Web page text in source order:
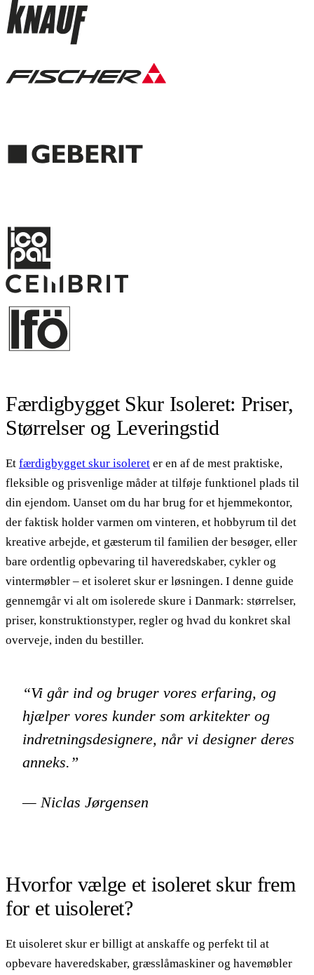
Færdigbygget Skur Isoleret: Priser,
Størrelser og Leveringstid
Et færdigbygget skur isoleret er en af de mest praktiske,
fleksible og prisvenlige måder at tilføje funktionel plads til
din ejendom. Uanset om du har brug for et hjemmekontor,
der faktisk holder varmen om vinteren, et hobbyrum til det
kreative arbejde, et gæsterum til familien der besøger, eller
bare ordentlig opbevaring til haveredskaber, cykler og
vintermøbler – et isoleret skur er løsningen. I denne guide
gennemgår vi alt om isolerede skure i Danmark: størrelser,
priser, konstruktionstyper, regler og hvad du konkret skal
overveje, inden du bestiller.
“Vi går ind og bruger vores erfaring, og
hjælper vores kunder som arkitekter og
indretningsdesignere, når vi designer deres
anneks.”
— Niclas Jørgensen
Hvorfor vælge et isoleret skur frem
for et uisoleret?
Et uisoleret skur er billigt at anskaffe og perfekt til at
opbevare haveredskaber, græsslåmaskiner og havemøbler